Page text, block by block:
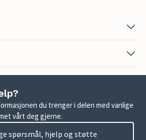
du trenger i delen med vanlige
vårt deg gjerne.
spørsmål, hjelp og støtte